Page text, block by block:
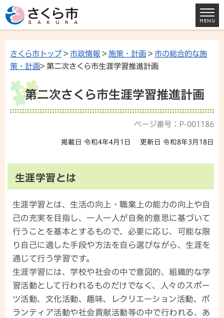
さくら市トップ> 市政情報 > 施策・計画 > 市の総合的な施
策・計画> 第二次さくら市生涯学習推進計画
第二次さくら市生涯学習推進計画
ページ番号：P-001186
掲載日 令和4年4月1日 更新日 令和8年3月18日
生涯学習とは
生涯学習とは、生活の向上・職業上の能力の向上や自
己の充実を目指し、一人一人が自発的意思に基づいて
行うことを基本とするもので、必要に応じ、可能な限
り自己に適した手段や方法を自ら選びながら、生涯を
通じて行う学習です。
生涯学習には、学校や社会の中で意図的、組織的な学
習活動として行われるものだけでなく、人々のスポー
ツ活動、文化活動、趣味、レクリエーション活動、ボ
ランティア活動や社会貢献活動等の中で行われる、あ